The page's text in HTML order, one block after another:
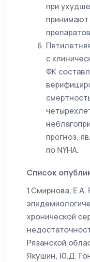
при
принимают
с
ФК
прогноз,
по NYHA.
Список
1.Смирнова, Е.А.
хронической
Рязанской
Якушин, Ю.Д.